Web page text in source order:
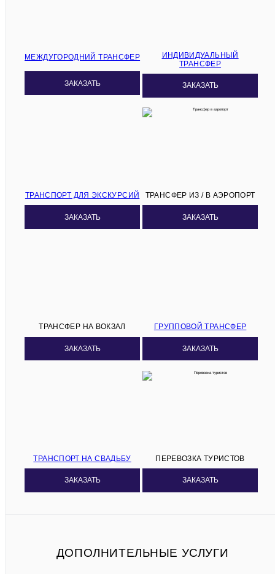
МЕЖДУГОРОДНИЙ ТРАНСФЕР
ЗАКАЗАТЬ
ИНДИВИДУАЛЬНЫЙ
ТРАНСФЕР
ЗАКАЗАТЬ
ТРАНСПОРТ ДЛЯ ЭКСКУРСИЙ
ЗАКАЗАТЬ
ТРАНСФЕР ИЗ / В АЭРОПОРТ
ЗАКАЗАТЬ
ТРАНСФЕР НА ВОКЗАЛ
ЗАКАЗАТЬ
ГРУППОВОЙ ТРАНСФЕР
ЗАКАЗАТЬ
ТРАНСПОРТ НА СВАДЬБУ
ЗАКАЗАТЬ
ПЕРЕВОЗКА ТУРИСТОВ
ЗАКАЗАТЬ
ДОПОЛНИТЕЛЬНЫЕ УСЛУГИ